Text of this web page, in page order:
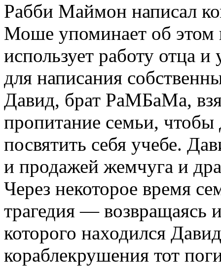
Рабби Маймон написал
Моше упоминает об этом
использует работу отца и
для написания
Давид, брат РаМБаМа,
пропитание семьи,
посвятить себя учебе.
и продажей жемчуга и
Через некоторое время
трагедия — возвращаясь
которого находился
кораблекрушения тот